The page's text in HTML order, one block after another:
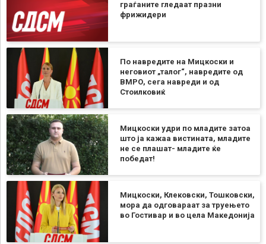
граѓаните гледаат празни
фрижидери
По навредите на Мицкоски и
неговиот „талог“, навредите од
ВМРО, сега навреди и од
Стоилковиќ
Мицкоски удри по младите затоа
што ја кажаа вистината, младите
не се плашат- младите ќе
победат!
Мицкоски, Клековски, Тошковски,
мора да одговараат за труењето
во Гостивар и во цела Македонија